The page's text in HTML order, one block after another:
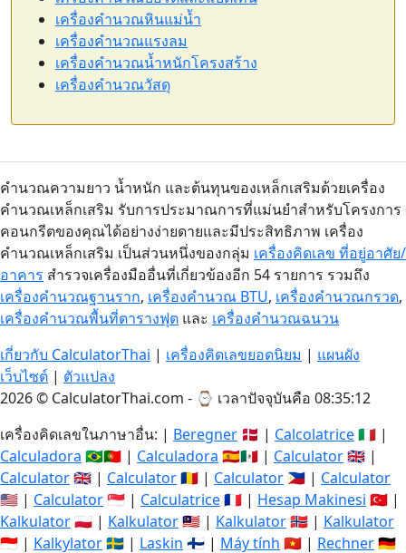
เครื่องคำนวณหินแม่น้ำ
เครื่องคำนวณแรงลม
เครื่องคำนวณน้ำหนักโครงสร้าง
เครื่องคำนวณวัสดุ
คำนวณความยาว น้ำหนัก และต้นทุนของเหล็กเสริมด้วยเครื่อง
คำนวณเหล็กเสริม รับการประมาณการที่แม่นยำสำหรับโครงการ
คอนกรีตของคุณได้อย่างง่ายดายและมีประสิทธิภาพ เครื่อง
คำนวณเหล็กเสริม เป็นส่วนหนึ่งของกลุ่ม เครื่องคิดเลข ที่อยู่อาศัย/
อาคาร สำรวจเครื่องมืออื่นที่เกี่ยวข้องอีก 54 รายการ รวมถึง
เครื่องคำนวณฐานราก, เครื่องคำนวณ BTU, เครื่องคำนวณกรวด,
เครื่องคำนวณพื้นที่ตารางฟุต และ เครื่องคำนวณฉนวน
เกี่ยวกับ CalculatorThai | เครื่องคิดเลขยอดนิยม | แผนผัง
เว็บไซต์ | ตัวแปลง
2026 © CalculatorThai.com - ⌚ เวลาปัจจุบันคือ 08:35:13
เครื่องคิดเลขในภาษาอื่น: | Beregner 🇩🇰 | Calcolatrice🇮🇹 |
Calculadora 🇧🇷🇵🇹 | Calculadora 🇪🇸🇲🇽 | Calculator🇬🇧 |
Calculator🇬🇧 | Calculator🇷🇴 | Calculator 🇵🇭 | Calculator
🇺🇸 | Calculator🇸🇬 | Calculatrice🇫🇷 | Hesap Makinesi 🇹🇷 |
Kalkulator🇵🇱 | Kalkulator🇲🇾 | Kalkulator🇳🇴 | Kalkulator
🇮🇩 | Kalkylator🇸🇪 | Laskin 🇫🇮 | Máy tính 🇻🇳 | Rechner🇩🇪